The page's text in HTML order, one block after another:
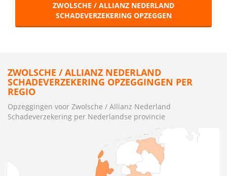
ZWOLSCHE / ALLIANZ NEDERLAND
SCHADEVERZEKERING OPZEGGEN
ZWOLSCHE / ALLIANZ NEDERLAND
SCHADEVERZEKERING OPZEGGINGEN PER
REGIO
Opzeggingen voor Zwolsche / Allianz Nederland
Schadeverzekering per Nederlandse provincie